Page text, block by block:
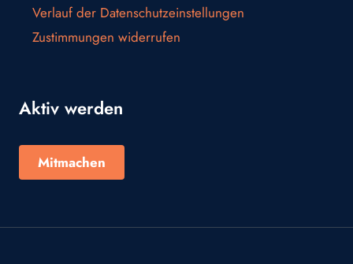
Verlauf der Datenschutzeinstellungen
Zustimmungen widerrufen
Aktiv werden
Mitmachen